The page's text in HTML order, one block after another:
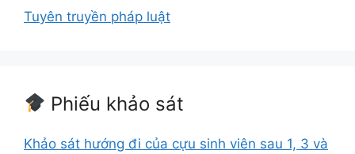
Tuyên truyền pháp luật
Phiếu khảo sát
Khảo sát hướng đi của cựu sinh viên sau 1, 3 và